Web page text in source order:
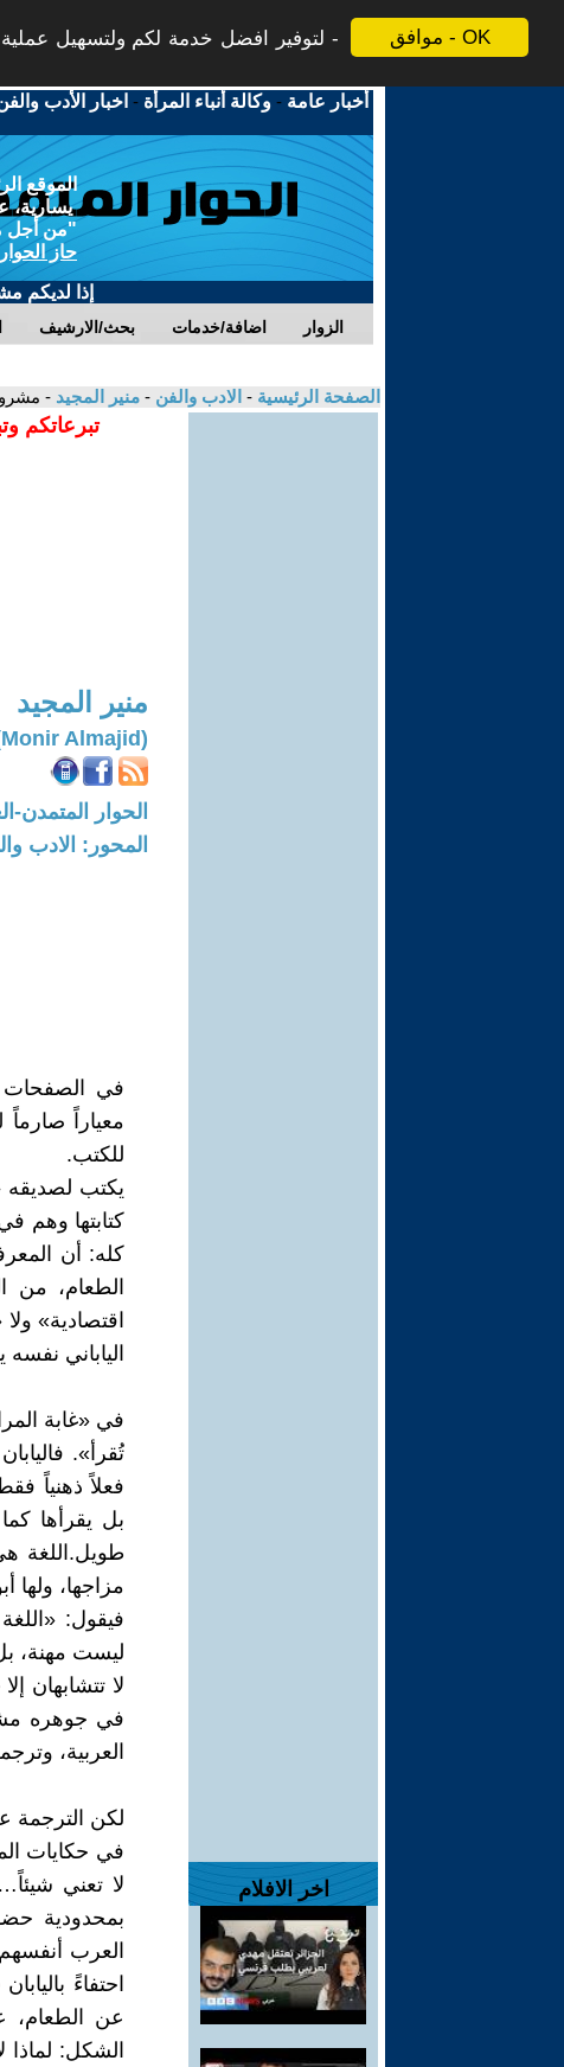
موافق - OK
لتوفير افضل خدمة لكم ولتسهيل
أخبار عامة -وكالة أنباء المرأة - اخبار الأدب
الموقع
يسارية،
"من أجل
حاز
إذا لديكم
بحث/الارشيف اضافة/خدمات الزوار
الصفحة الرئيسية - الادب والفن - منير المجيد -
اخر الافلام
تبرعاتكم
منير المجيد
(Monir Almajid)
الحوار المتمدن-العدد: 8732 - 2026 / 6
المحور: الادب
في الصفحات
معياراً صارماً
للكتب.
يكتب لصديقه
كتابتها وهم
كله: أن
الطعام، من
اقتصادية»
الياباني نفسه
في «غابة
تُقرأ».
فعلاً ذهنياً
بل يقرأها
طويل. اللغة
مزاجها، ولها
فيقول:
ليست مهنة،
لا تتشابهان
في جوهره
العربية،
لكن الترجمة
في حكايات
لا تعني
بمحدودية
العرب
احتفاءً
عن الطعام،
الشكل: